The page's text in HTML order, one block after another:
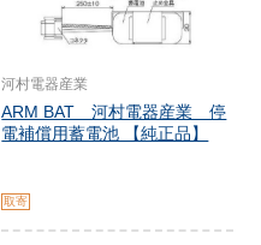
河村電器産業
ARM BAT 河村電器産業 停
電補償用蓄電池 【純正品】
取寄